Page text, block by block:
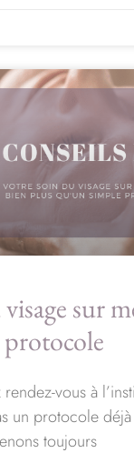
sur
vous à
un protocole
toujours